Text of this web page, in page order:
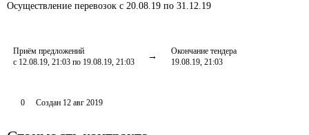
Осуществление перевозок с 20.08.19 по 31.12.19
Приём предложений
с 12.08.19, 21:03 по 19.08.19, 21:03
Окончание тендера
19.08.19, 21:03
0 Создан 12 авг 2019